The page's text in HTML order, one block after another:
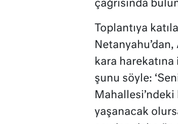
çağrısında
Toplantıya
kara
şunu söyle:
Mahallesi’ndeki
yaşanacak